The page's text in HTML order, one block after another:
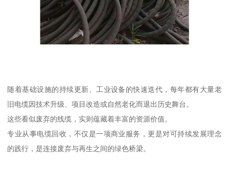
随着基础设施的持续更新、工业设备的快速迭代，每年都有大量老
旧电缆因技术升级、项目改造或自然老化而退出历史舞台。
这些看似废弃的线缆，实则蕴藏着丰富的资源价值。
专业从事电缆回收，不仅是一项商业服务，更是对可持续发展理念
的践行，是连接废弃与再生之间的绿色桥梁。